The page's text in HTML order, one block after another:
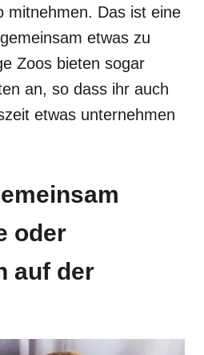
mitnehmen. Das ist eine
etwas zu
Zoos bieten sogar
an, so dass ihr auch
etwas unternehmen
oder
auf der